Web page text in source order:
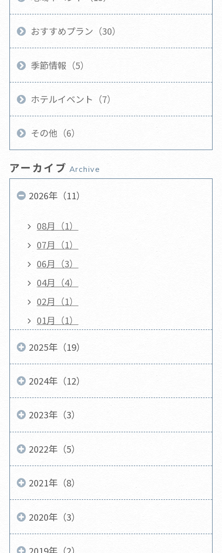
おすすめプラン（30）
季節情報（5）
ホテルイベント（7）
その他（6）
アーカイブ Archive
2026年（11）
08月（1）
07月（1）
06月（3）
04月（4）
02月（1）
01月（1）
2025年（19）
2024年（12）
2023年（3）
2022年（5）
2021年（8）
2020年（3）